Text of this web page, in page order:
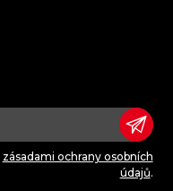
zásadami ochrany osobních
údajů.